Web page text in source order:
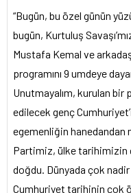
“Bugün, bu özel günün
bugün, Kurtuluş
Mustafa Kemal ve
programını 9 umdeye
Unutmayalım, kurulan
edilecek genç
egemenliğin hanedandan
Partimiz, ülke tarihimizin
doğdu. Dünyada çok
Cumhuriyet tarihinin çok